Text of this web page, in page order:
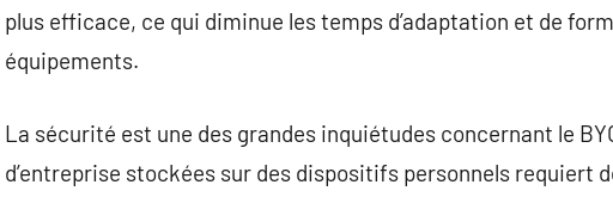
plus efficace, ce qui diminue les temps d’adaptation et de
équipements.
La sécurité est une des grandes inquiétudes concernant le
d’entreprise stockées sur des dispositifs personnels requiert